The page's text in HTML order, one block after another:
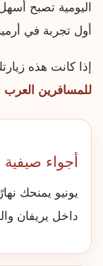
اليومية تصبح
أول تجربة في
إذا كانت هذه
للمسافرين العرب
أجواء
يونيو يمنحك
داخل يريفان